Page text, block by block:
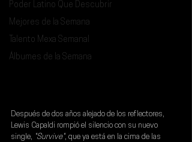
Poder Latino Que Descubrir
Mejores de la Semana
Talento Mexa Semanal
Álbumes de la Semana
Después de dos años alejado de los reflectores,
Lewis Capaldi rompió el silencio con su nuevo
single, "Survive", que ya está en la cima de las